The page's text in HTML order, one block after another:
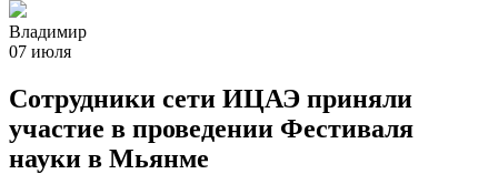
Владимир
07 июля
Сотрудники сети ИЦАЭ приняли
участие в проведении Фестиваля
науки в Мьянме